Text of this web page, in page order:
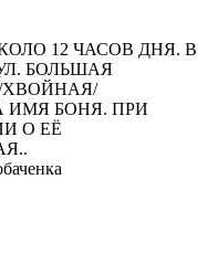
12 ЧАСОВ ДНЯ. В
БОЛЬШАЯ
ХВОЙНАЯ/
ИМЯ БОНЯ. ПРИ
О ЕЁ